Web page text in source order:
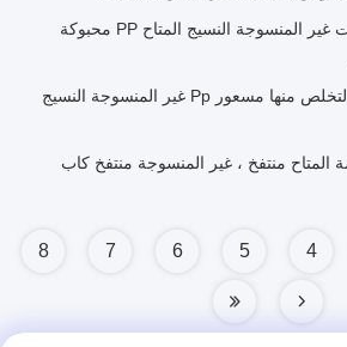
S- قص الجلد ودية منتجات غير المنسوجة النسيج المتاح PP محبوكة
مضادات الجراثيم يمكن التخلص منها مسعور Pp غير المنسوجة النسيج
المتاح منتفخ ، غير المنسوجة منتفخ كاب
4
5
6
7
8